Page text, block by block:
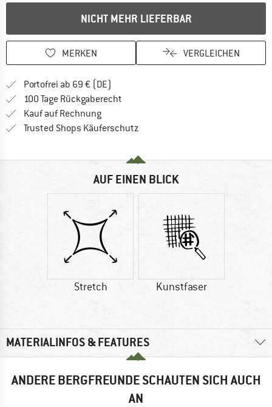
NICHT MEHR LIEFERBAR
MERKEN VERGLEICHEN
Portofrei ab 69 € (DE)
100 Tage Rückgaberecht
Kauf auf RechnungFinde die Zahlungs-Infos hier! Öffnet
Trusted Shops Käuferschutz
AUF EINEN BLICK
Stretch Kunstfaser
MATERIALINFOS & FEATURES
ANDERE BERGFREUNDE SCHAUTEN SICH AUCH
AN